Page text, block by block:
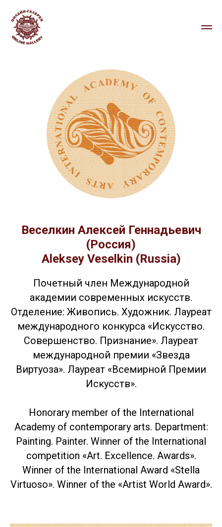
Веселкин Алексей Геннадьевич
(Россия)
Aleksey Veselkin (Russia)
Почетный член Международной
академии современных искусств.
Отделение: Живопись. Художник. Лауреат
международного конкурса «Искусство.
Совершенство. Признание». Лауреат
международной премии «Звезда
Виртуоза». Лауреат «Всемирной Премии
Искусств».
Honorary member of the International
Academy of contemporary arts. Department:
Painting. Painter. Winner of the International
competition «Art. Excellence. Awards».
Winner of the International Award «Stella
Virtuoso». Winner of the «Artist World Award».